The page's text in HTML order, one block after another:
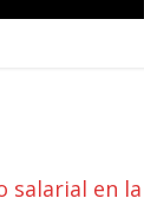
salarial en la